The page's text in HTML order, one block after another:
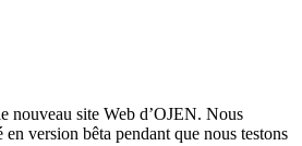
nouveau site Web d’OJEN. Nous
en version bêta pendant que nous testons